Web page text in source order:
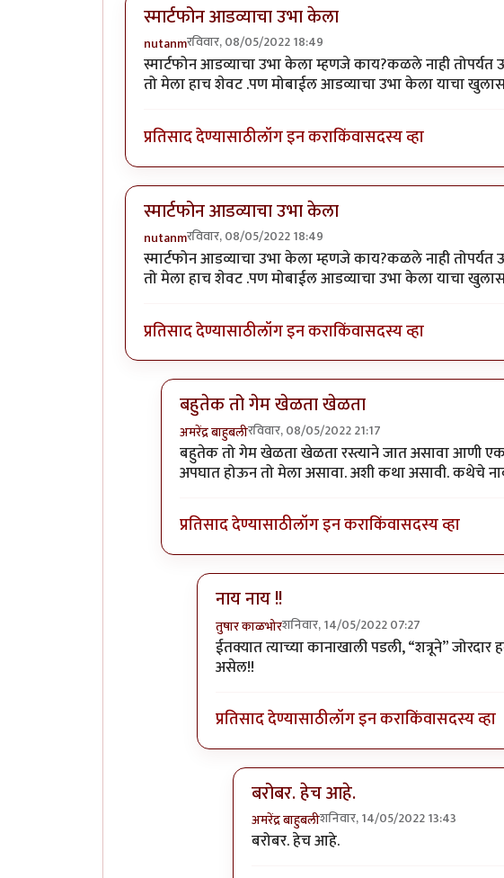
स्मार्टफोन आडव्याचा उभा केला
nutanmरविवार, 08/05/2022 18:49
स्मार्टफोन आडव्याचा उभा केला म्हणजे काय?कळले नाही
तो मेला हाच शेवट .पण मोबाईल आडव्याचा उभा केला याचा
प्रतिसाद देण्यासाठीलॉग इन कराकिंवासदस्य व्हा
स्मार्टफोन आडव्याचा उभा केला
nutanmरविवार, 08/05/2022 18:49
स्मार्टफोन आडव्याचा उभा केला म्हणजे काय?कळले नाही
तो मेला हाच शेवट .पण मोबाईल आडव्याचा उभा केला याचा
प्रतिसाद देण्यासाठीलॉग इन कराकिंवासदस्य व्हा
बहुतेक तो गेम खेळता खेळता
अमरेंद्र बाहुबलीरविवार, 08/05/2022 21:17
In reply toस्मार्टफोन आडव्याचा उभा केलाbynutanm
बहुतेक तो गेम खेळता खेळता रस्त्याने जात असावा आणी
अपघात होऊन तो मेला असावा. अशी कथा असावी. कथेचे
प्रतिसाद देण्यासाठीलॉग इन कराकिंवासदस्य व्हा
नाय नाय !!
तुषार काळभोरशनिवार, 14/05/2022 07:27
In reply toबहुतेक तो गेम खेळता खेळताby
ईतक्यात त्याच्या कानाखाली पडली, “शत्रूने”
असेल!!
प्रतिसाद देण्यासाठीलॉग इन कराकिंवासदस्य व्हा
बरोबर. हेच आहे.
अमरेंद्र बाहुबलीशनिवार, 14/05/2022 13:43
In reply toनाय नाय !!
बरोबर. हेच आहे.